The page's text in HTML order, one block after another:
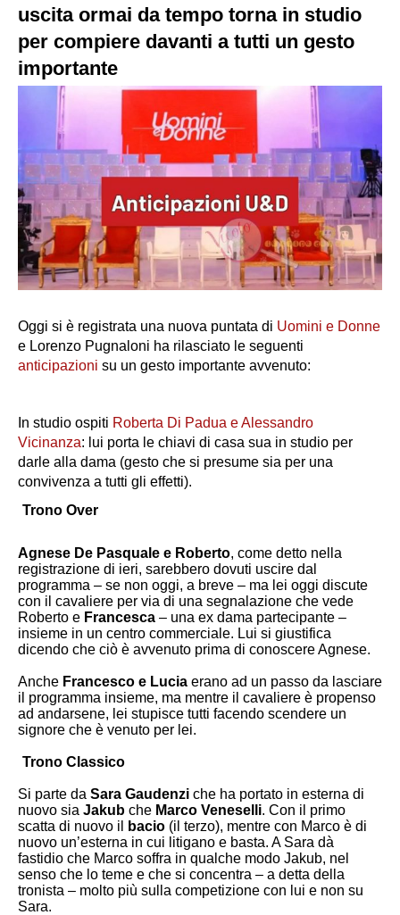
uscita ormai da tempo torna in studio
per compiere davanti a tutti un gesto
importante
Oggi si è registrata una nuova puntata di Uomini e Donne
e Lorenzo Pugnaloni ha rilasciato le seguenti
anticipazioni su un gesto importante avvenuto:
In studio ospiti Roberta Di Padua e Alessandro
Vicinanza: lui porta le chiavi di casa sua in studio per
darle alla dama (gesto che si presume sia per una
convivenza a tutti gli effetti).
Trono Over
Agnese De Pasquale e Roberto, come detto nella
registrazione di ieri, sarebbero dovuti uscire dal
programma – se non oggi, a breve – ma lei oggi discute
con il cavaliere per via di una segnalazione che vede
Roberto e Francesca – una ex dama partecipante –
insieme in un centro commerciale. Lui si giustifica
dicendo che ciò è avvenuto prima di conoscere Agnese.
Anche Francesco e Lucia erano ad un passo da lasciare
il programma insieme, ma mentre il cavaliere è propenso
ad andarsene, lei stupisce tutti facendo scendere un
signore che è venuto per lei.
Trono Classico
Si parte da Sara Gaudenzi che ha portato in esterna di
nuovo sia Jakub che Marco Veneselli. Con il primo
scatta di nuovo il
bacio (il terzo), mentre con Marco è di
nuovo un’esterna in cui litigano e basta. A Sara dà
fastidio che Marco soffra in qualche modo Jakub, nel
senso che lo teme e che si concentra – a detta della
tronista – molto più sulla competizione con lui e non su
Sara.